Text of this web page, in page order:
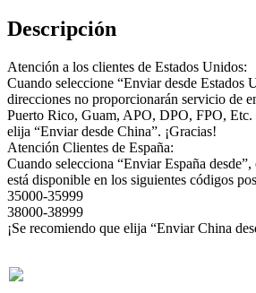
Descripción
Atención a los clientes de Estados Unidos:
Cuando seleccione “Enviar desde Estados
direcciones no proporcionarán servicio de
Puerto Rico, Guam, APO, DPO, FPO, Etc.
elija “Enviar desde China”. ¡Gracias!
Atención Clientes de España:
Cuando selecciona “Enviar España
está disponible en los siguientes códigos
35000-35999
38000-38999
¡Se recomiendo que elija “Enviar China